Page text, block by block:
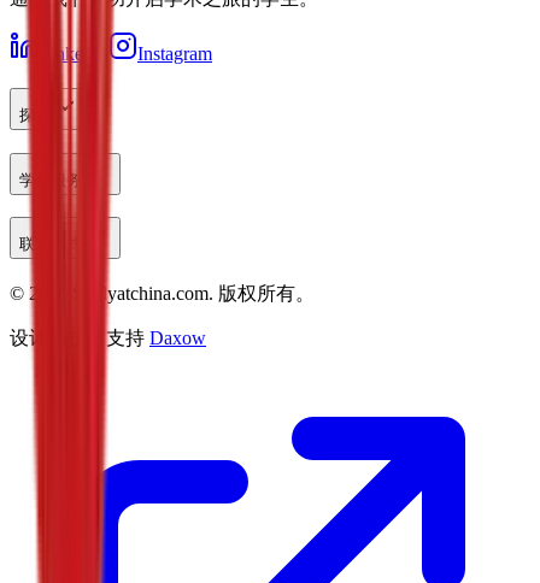
LinkedIn Instagram
探索
学生服务
联系方式
© 2026 Studyatchina.com. 版权所有。
设计与技术支持 Daxow